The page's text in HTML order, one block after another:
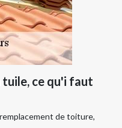
ce qu'i faut
de toiture,